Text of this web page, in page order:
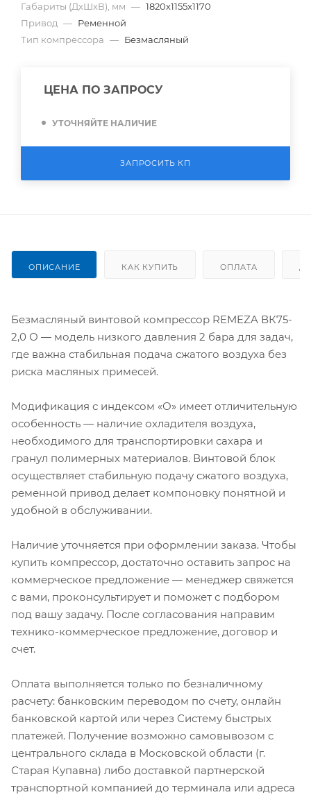
Габариты (ДхШхВ), мм — 1820х1155х1170
Привод — Ременной
Тип компрессора — Безмасляный
ЦЕНА ПО ЗАПРОСУ
УТОЧНЯЙТЕ НАЛИЧИЕ
ЗАПРОСИТЬ КП
ОПИСАНИЕ КАК КУПИТЬ ОПЛАТА
Безмасляный винтовой компрессор REMEZA ВК75-
2,0 О — модель низкого давления 2 бара для задач,
где важна стабильная подача сжатого воздуха без
риска масляных примесей.
Модификация с индексом «О» имеет отличительную
особенность — наличие охладителя воздуха,
необходимого для транспортировки сахара и
гранул полимерных материалов. Винтовой блок
осуществляет стабильную подачу сжатого воздуха,
ременной привод делает компоновку понятной и
удобной в обслуживании.
Наличие уточняется при оформлении заказа. Чтобы
купить компрессор, достаточно оставить запрос на
коммерческое предложение — менеджер свяжется
с вами, проконсультирует и поможет с подбором
под вашу задачу. После согласования направим
технико-коммерческое предложение, договор и
счет.
Оплата выполняется только по безналичному
расчету: банковским переводом по счету, онлайн
банковской картой или через Систему быстрых
платежей. Получение возможно самовывозом с
центрального склада в Московской области (г.
Старая Купавна) либо доставкой партнерской
транспортной компанией до терминала или адреса